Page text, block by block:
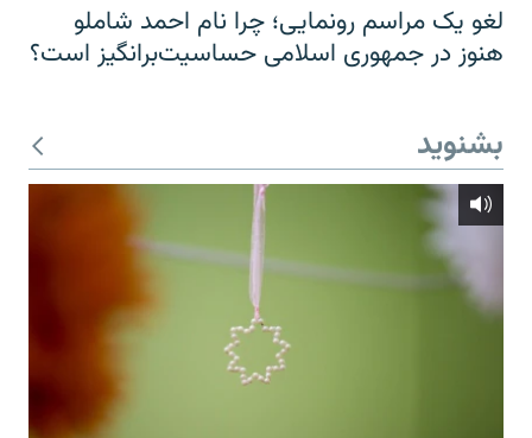
لغو یک مراسم رونمایی؛ چرا نام احمد شاملو
هنوز در جمهوری اسلامی حساسیت‌برانگیز است؟
بشنوید